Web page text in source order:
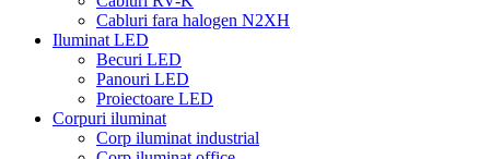
Cabluri fara halogen N2XH
Iluminat LED
Becuri LED
Panouri LED
Proiectoare LED
Corpuri iluminat
Corp iluminat industrial